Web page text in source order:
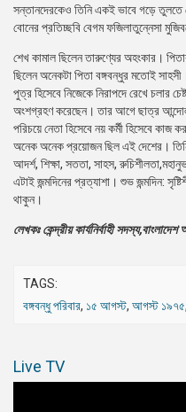
সন্তানদেরকেও তিনি একই ভাবে গড়ে তুলতে
বোনের প্রতিচ্ছবি বেগম ফজিলাতুন্নেসা
শেখ কামাল ছিলেন তারুণ্যের অহংকার।
ছিলেন অনেকটা পিতা বঙ্গবন্ধুর মতোই
পুত্র হিসেবে নিজেকে নিরাপদে রেখে চলার
অংশগ্রহণ করেছেন। তার আগে ছাত্র
পরিচয়ে নেতা হিসেবে নয় কর্মী হিসেবে
অনেক অনেক প্রয়োজন ছিল এই দেশের।
আদর্শ, শিক্ষা, সততা, সাহস,
এটাই জন্মদিনের প্রত্যাশা। শুভ জন্মদিন:
থাকুন।
লেখকঃ কেন্দ্রীয় কার্যনির্বাহী
TAGS:
বঙ্গবন্ধু পরিবার, ১৫ আগস্ট, আগস্ট ১৯৭৫,
Live TV